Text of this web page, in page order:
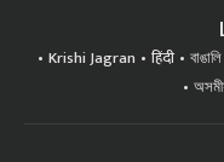
Krishi Jagran हिंदी বাঙালি